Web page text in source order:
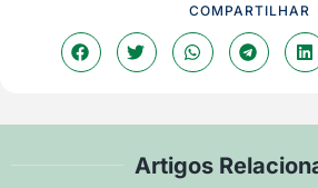
COMPARTILHAR
Artigos